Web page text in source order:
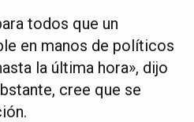
todos que un
en manos de políticos
la última hora», dijo
cree que se